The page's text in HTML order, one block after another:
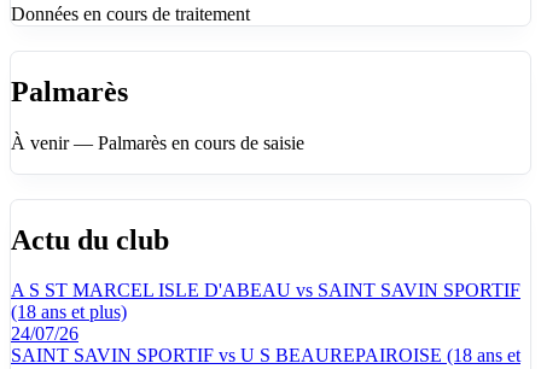
Données en cours de traitement
Palmarès
À venir — Palmarès en cours de saisie
Actu du club
A S ST MARCEL ISLE D'ABEAU vs SAINT SAVIN SPORTIF
(18 ans et plus)
24/07/26
SAINT SAVIN SPORTIF vs U S BEAUREPAIROISE (18 ans et